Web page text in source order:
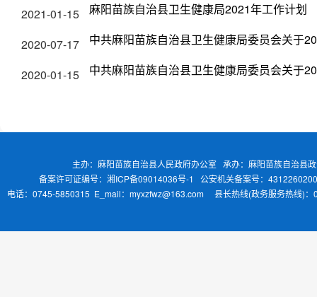
2021-01-15 麻阳苗族自治县卫生健康局2021年工作计划
2020-07-17 中共麻阳苗族自治县卫生健康局委员会关于
2020-01-15 中共麻阳苗族自治县卫生健康局委员会关于
主办：麻阳苗族自治县人民政府办公室 承办：麻阳苗族自治县
备案许可证编号：湘ICP备09014036号-1
公安机关备案号：
电话：0745-5850315 E_mail：myxzfwz@163.com 县长热线(政务服务热线)